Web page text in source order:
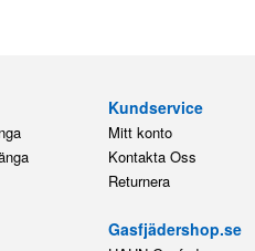
Kundservice
Mitt konto
Kontakta Oss
Returnera
Gasfjädershop.se